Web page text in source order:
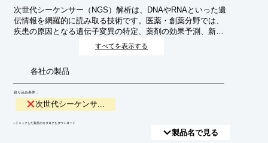
次世代シーケンサー（NGS）解析は、DNAやRNAといった遺
伝情報を網羅的に読み取る技術です。医薬・創薬分野では、
疾患の原因となる遺伝子変異の特定、薬剤の効果予測、新規
創薬ターゲットの発見などに活用され、研究開発のスピード
アップと精度向上に貢献しています。
すべてを表示する
各社の製品
絞り込み条件：
次世代シーケンサ...
​▼チェックした製品のカタログをダウンロード
製品名で見る